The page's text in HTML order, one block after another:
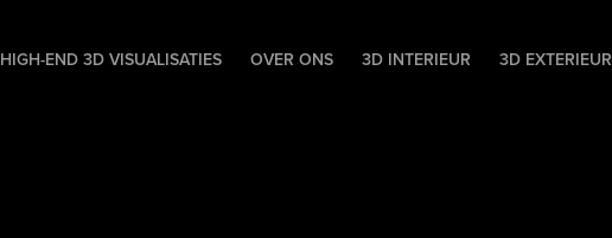
HIGH-END 3D VISUALISATIES OVER ONS 3D INTERIEUR 3D EXTERIEUR